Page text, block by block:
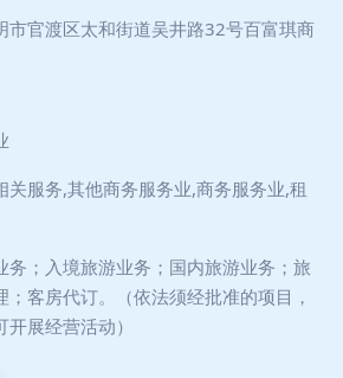
市官渡区太和街道吴井路32号百富琪商
关服务,其他商务服务业,商务服务业,租
务；入境旅游业务；国内旅游业务；旅
客房代订。（依法须经批准的项目，
展经营活动）